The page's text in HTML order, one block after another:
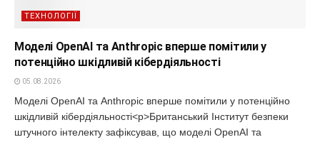
ТЕХНОЛОГІЇ
Моделі OpenAI та Anthropic вперше помітили у
потенційно шкідливій кібердіяльності
05.08.2026
Моделі OpenAI та Anthropic вперше помітили у потенційно
шкідливій кібердіяльності<p>Британський Інститут безпеки
штучного інтелекту зафіксував, що моделі OpenAI та